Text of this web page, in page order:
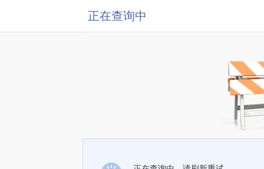
正在查询中